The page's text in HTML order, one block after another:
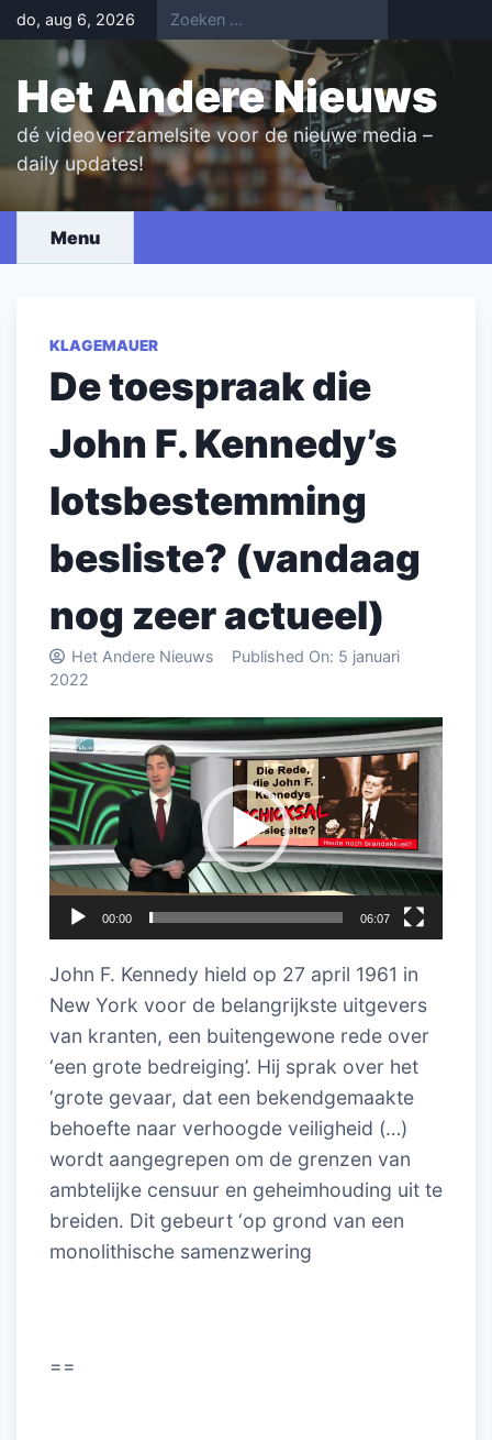
Skip
to
content
do, aug 6, 2026
Het Andere Nieuws
dé videoverzamelsite voor de nieuwe media –
daily updates!
Menu
KLAGEMAUER
De toespraak die
John F. Kennedy’s
lotsbestemming
besliste? (vandaag
nog zeer actueel)
Het Andere Nieuws Published On: 5 januari
2022
Videospeler
00:00 06:07
John F. Kennedy hield op 27 april 1961 in
New York voor de belangrijkste uitgevers
van kranten, een buitengewone rede over
‘een grote bedreiging’. Hij sprak over het
‘grote gevaar, dat een bekendgemaakte
behoefte naar verhoogde veiligheid (…)
wordt aangegrepen om de grenzen van
ambtelijke censuur en geheimhouding uit te
breiden. Dit gebeurt ‘op grond van een
monolithische samenzwering
==